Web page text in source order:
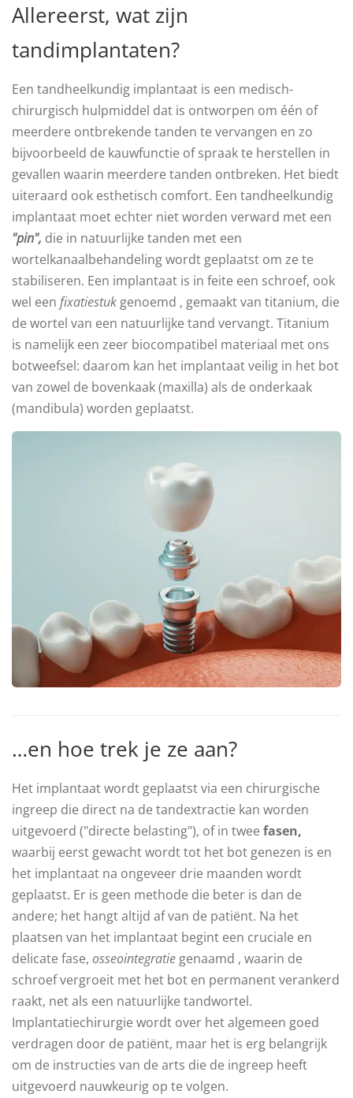
Allereerst, wat zijn
tandimplantaten?
Een tandheelkundig implantaat is een medisch-
chirurgisch hulpmiddel dat is ontworpen om één of
meerdere ontbrekende tanden te vervangen en zo
bijvoorbeeld de kauwfunctie of spraak te herstellen in
gevallen waarin meerdere tanden ontbreken. Het biedt
uiteraard ook esthetisch comfort. Een tandheelkundig
implantaat moet echter niet worden verward met een
"pin", die in natuurlijke tanden met een
wortelkanaalbehandeling wordt geplaatst om ze te
stabiliseren. Een implantaat is in feite een schroef, ook
wel een fixatiestuk genoemd , gemaakt van titanium, die
de wortel van een natuurlijke tand vervangt. Titanium
is namelijk een zeer biocompatibel materiaal met ons
botweefsel: daarom kan het implantaat veilig in het bot
van zowel de bovenkaak (maxilla) als de onderkaak
(mandibula) worden geplaatst.
…en hoe trek je ze aan?
Het implantaat wordt geplaatst via een chirurgische
ingreep die direct na de tandextractie kan worden
uitgevoerd ("directe belasting"), of in twee fasen,
waarbij eerst gewacht wordt tot het bot genezen is en
het implantaat na ongeveer drie maanden wordt
geplaatst. Er is geen methode die beter is dan de
andere; het hangt altijd af van de patiënt. Na het
plaatsen van het implantaat begint een cruciale en
delicate fase, osseointegratie genaamd , waarin de
schroef vergroeit met het bot en permanent verankerd
raakt, net als een natuurlijke tandwortel.
Implantatiechirurgie wordt over het algemeen goed
verdragen door de patiënt, maar het is erg belangrijk
om de instructies van de arts die de ingreep heeft
uitgevoerd nauwkeurig op te volgen.